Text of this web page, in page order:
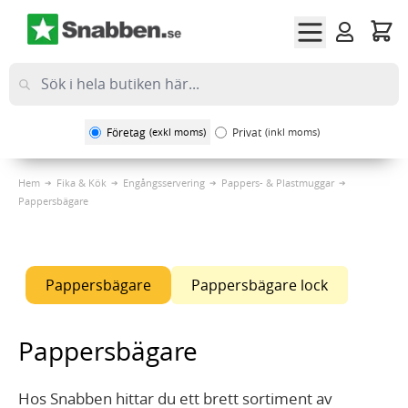
Företag (exkl moms) Privat (inkl moms)
Hem Fika & Kök Engångsservering
Pappers- & Plastmuggar
Pappersbägare
Pappersbägare Pappersbägare lock
Pappersbägare
Hos Snabben hittar du ett brett sortiment av